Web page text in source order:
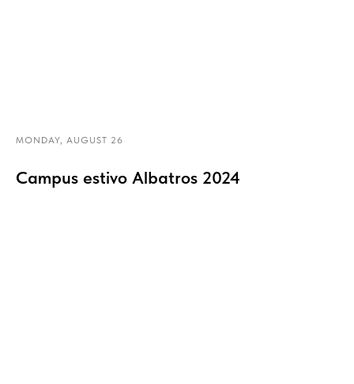
MONDAY, AUGUST 26
Campus estivo Albatros 2024